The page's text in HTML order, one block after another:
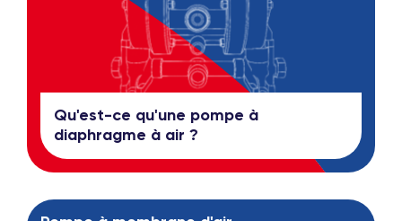
Qu'est-ce qu'une pompe à
diaphragme à air ?